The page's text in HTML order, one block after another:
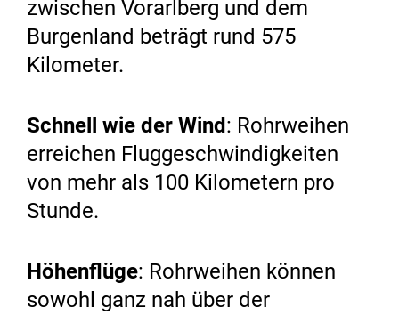
zwischen Vorarlberg und dem
Burgenland beträgt rund 575
Kilometer.
Schnell wie der Wind : Rohrweihen
erreichen Fluggeschwindigkeiten
von mehr als 100 Kilometern pro
Stunde.
Höhenflüge: Rohrweihen können
sowohl ganz nah über der